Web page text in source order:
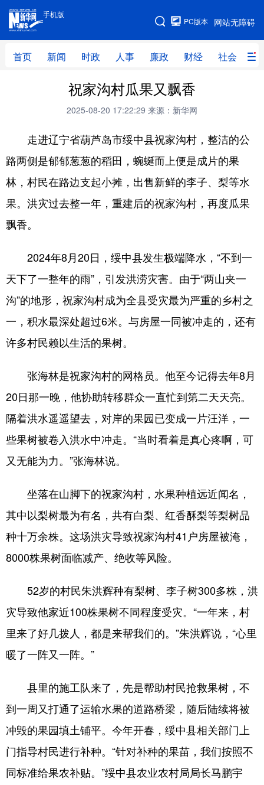
手机版
网站无障碍
PC版本
首页 新闻 时政 人事 廉政 财经 社会 科
手机版
网站地图
新闻 时政
财经 社会
文化 教育 健康 旅游
体育 视频 直播 无人机
地方频道
辽宁 吉林 上海 江苏
浙江 安徽 福建 江西
山东 河南 湖北 湖南
陕西 甘肃 青海 宁夏
多语种频道
Deutsch Português
祝家沟村瓜果又飘香
2025-08-20 17:22:29 来源：新华网
走进辽宁省葫芦岛市绥中县祝家沟村，整洁的公
路两侧是郁郁葱葱的稻田，蜿蜒而上便是成片的果
林，村民在路边支起小摊，出售新鲜的李子、梨等水
果。洪灾过去整一年，重建后的祝家沟村，再度瓜果
飘香。
2024年8月20日，绥中县发生极端降水，“不到一
天下了一整年的雨”，引发洪涝灾害。由于“两山夹一
沟”的地形，祝家沟村成为全县受灾最为严重的乡村之
一，积水最深处超过6米。与房屋一同被冲走的，还有
许多村民赖以生活的果树。
张海林是祝家沟村的网格员。他至今记得去年8月
20日那一晚，他协助转移群众一直忙到第二天天亮。
隔着洪水遥遥望去，对岸的果园已变成一片汪洋，一
些果树被卷入洪水中冲走。“当时看着是真心疼啊，可
又无能为力。”张海林说。
坐落在山脚下的祝家沟村，水果种植远近闻名，
其中以梨树最为有名，共有白梨、红香酥梨等梨树品
种十万余株。这场洪灾导致祝家沟村41户房屋被淹，
8000株果树面临减产、绝收等风险。
52岁的村民朱洪辉种有梨树、李子树300多株，洪
灾导致他家近100株果树不同程度受灾。“一年来，村
里来了好几拨人，都是来帮我们的。”朱洪辉说，“心里
暖了一阵又一阵。”
县里的施工队来了，先是帮助村民抢救果树，不
到一周又打通了运输水果的道路桥梁，随后陆续将被
冲毁的果园填土铺平。今年开春，绥中县相关部门上
门指导村民进行补种。“针对补种的果苗，我们按照不
同标准给果农补贴。”绥中县农业农村局局长马鹏宇